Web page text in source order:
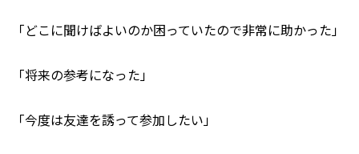
「どこに聞けばよいのか困っていたので非常に助かった」
「将来の参考になった」
「今度は友達を誘って参加したい」